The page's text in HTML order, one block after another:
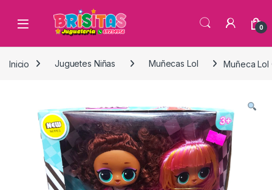
0
Inicio Juguetes Niñas Muñecas Lol Muñeca Lol